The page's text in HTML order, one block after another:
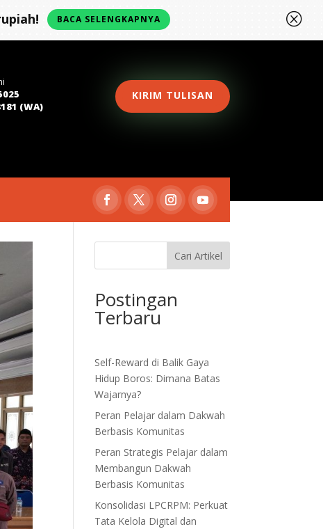
BACA SELENGKAPNYA Q
(WA)
KIRIM TULISAN
Cari Artikel
Postingan
Terbaru
Self-Reward di Balik Gaya
Hidup Boros: Dimana Batas
Wajarnya?
Peran Pelajar dalam Dakwah
Berbasis Komunitas
Peran Strategis Pelajar dalam
Membangun Dakwah
Berbasis Komunitas
Konsolidasi LPCRPM: Perkuat
Tata Kelola Digital dan